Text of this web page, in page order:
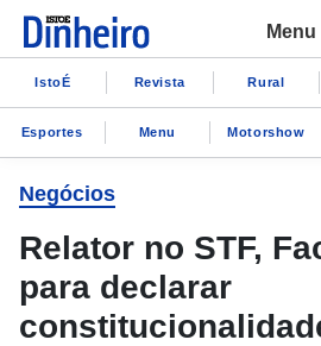
Menu
IstoÉ Revista Rural
Esportes Menu Motorshow
Negócios
Relator no STF,
para declarar